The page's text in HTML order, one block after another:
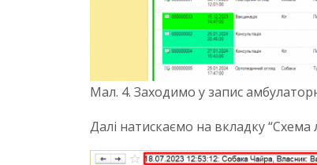
Мал. 4. Заходимо у запис
Далі натискаємо на вкладку